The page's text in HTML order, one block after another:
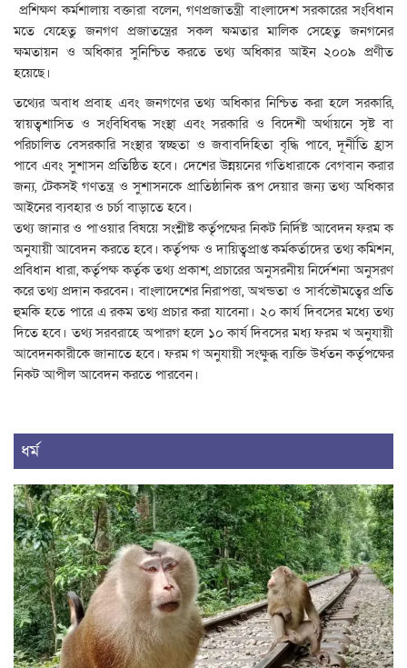
প্রশিক্ষণ কর্মশালায় বক্তারা বলেন, গণপ্রজাতন্ত্রী বাংলাদেশ সরকারের সংবিধান
মতে যেহেতু জনগণ প্রজাতন্ত্রের সকল ক্ষমতার মালিক সেহেতু জনগনের
ক্ষমতায়ন ও অধিকার সুনিশ্চিত করতে তথ্য অধিকার আইন ২০০৯ প্রণীত
হয়েছে।
তথ্যের অবাধ প্রবাহ এবং জনগণের তথ্য অধিকার নিশ্চিত করা হলে সরকারি,
স্বায়ত্বশাসিত ও সংবিধিবদ্ধ সংস্থা এবং সরকারি ও বিদেশী অর্থায়নে সৃষ্ট বা
পরিচালিত বেসরকারি সংস্থার স্বচ্ছতা ও জবাবদিহিতা বৃদ্ধি পাবে, দূর্নীতি হ্রাস
পাবে এবং সুশাসন প্রতিষ্ঠিত হবে। দেশের উন্নয়নের গতিধারাকে বেগবান করার
জন্য, টেকসই গণতন্ত্র ও সুশাসনকে প্রাতিষ্ঠানিক রূপ দেয়ার জন্য তথ্য অধিকার
আইনের ব্যবহার ও চর্চা বাড়াতে হবে।
তথ্য জানার ও পাওয়ার বিষয়ে সংশ্লীষ্ট কর্তৃপক্ষের নিকট নির্দিষ্ট আবেদন ফরম ক
অনুযায়ী আবেদন করতে হবে। কর্তৃপক্ষ ও দায়িত্বপ্রাপ্ত কর্মকর্তাদের তথ্য কমিশন,
প্রবিধান ধারা, কর্তৃপক্ষ কর্তৃক তথ্য প্রকাশ, প্রচারের অনুসরনীয় নির্দেশনা অনুসরণ
করে তথ্য প্রদান করবেন। বাংলাদেশের নিরাপত্তা, অখন্ডতা ও সার্বভৌমত্বের প্রতি
হুমকি হতে পারে এ রকম তথ্য প্রচার করা যাবেনা। ২০ কার্য দিবসের মধ্যে তথ্য
দিতে হবে। তথ্য সরবরাহে অপারগ হলে ১০ কার্য দিবসের মধ্য ফরম খ অনুযায়ী
আবেদনকারীকে জানাতে হবে। ফরম গ অনুযায়ী সংক্ষুব্ধ ব্যক্তি উর্ধতন কর্তৃপক্ষের
নিকট আপীল আবেদন করতে পারবেন।
ধর্ম